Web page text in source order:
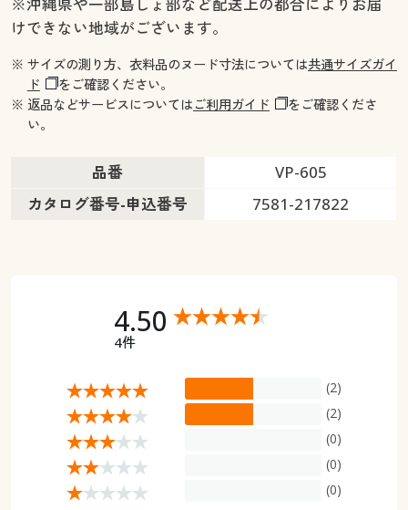
幅150×丈223(2枚組) ◎ 在庫あり
幅150×丈233(2枚組) ○ 在庫わずか
幅150×丈238(2枚組) ○ 在庫わずか
幅150×丈243(2枚組) ○ 在庫わずか
幅150×丈258(2枚組) ○ 在庫わずか
幅200×丈108(1枚物) ◎ 在庫あり
幅200×丈168(1枚物) ○ 在庫わずか
幅200×丈176(1枚物) ◎ 在庫あり
幅200×丈188(1枚物) ◎ 在庫あり
幅200×丈193(1枚物) ◎ 在庫あり
幅200×丈198(1枚物) ○ 在庫わずか
幅200×丈208(1枚物) ◎ 在庫あり
幅200×丈213(1枚物) ○ 在庫わずか
幅200×丈218(1枚物) ◎ 在庫あり
けできない地域がございます。
※ サイズの測り方、衣料品のヌード寸法については共通サイズガイ
ド
をご確認ください。
※ 返品などサービスについてはご利用ガイド
をご確認くださ
い。
品番
VP-605
カタログ番号-申込番号
7581-217822
4.50
4件
(2)
(2)
(0)
(0)
(0)